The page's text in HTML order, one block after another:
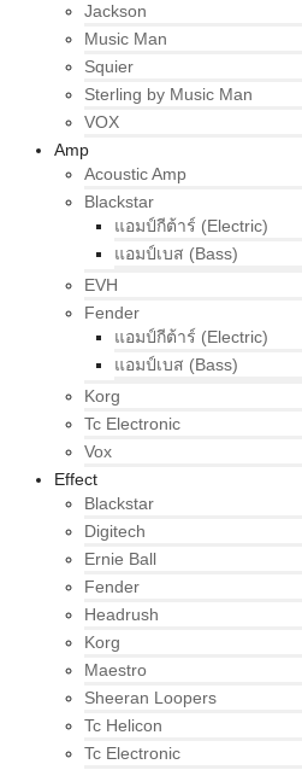
Jackson
Music Man
Squier
Sterling by Music Man
VOX
Amp
Acoustic Amp
Blackstar
แอมป์กีต้าร์ (Electric)
แอมป์เบส (Bass)
EVH
Fender
แอมป์กีต้าร์ (Electric)
แอมป์เบส (Bass)
Korg
Tc Electronic
Vox
Effect
Blackstar
Digitech
Ernie Ball
Fender
Headrush
Korg
Maestro
Sheeran Loopers
Tc Helicon
Tc Electronic